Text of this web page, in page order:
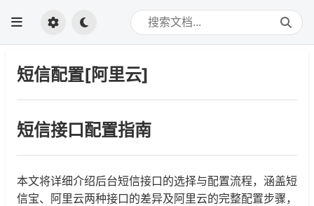
短信配置[阿里云]
短信接口配置指南
本文将详细介绍后台短信接口的选择与配置流程，涵盖短
信宝、阿里云两种接口的差异及阿里云的完整配置步骤，